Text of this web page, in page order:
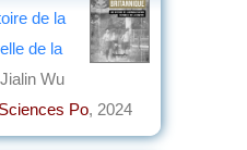
de la
de la
Wu
Po, 2024